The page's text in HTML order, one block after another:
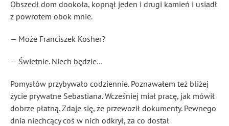
Obszedł dom dookoła, kopnął jeden i drugi kamień i usiadł
z powrotem obok mnie.
— Może Franciszek Kosher?
— Świetnie. Niech będzie…
Pomysłów przybywało codziennie. Poznawałem też bliżej
życie prywatne Sebastiana. Wcześniej miał pracę, jak mówił
dobrze płatną. Zdaje się, że przewoził dokumenty. Pewnego
dnia niechcący coś w nich odkrył, za co dostał